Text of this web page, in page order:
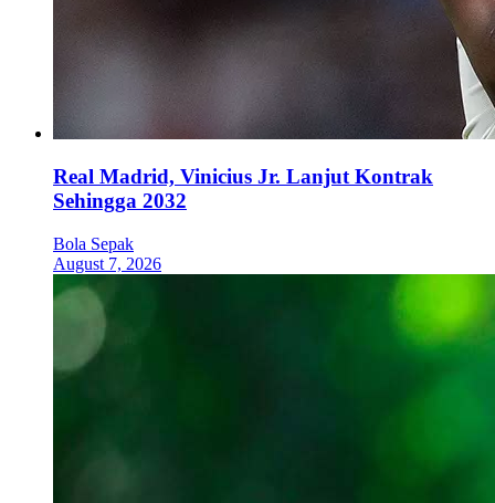
Real Madrid, Vinicius Jr. Lanjut Kontrak
Sehingga 2032
Bola Sepak
August 7, 2026